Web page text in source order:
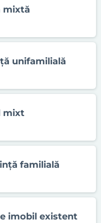
mixtă
unifamilială
mixt
familială
imobil existent